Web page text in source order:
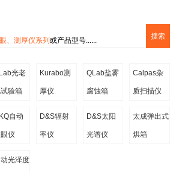
、测厚仪系列 或产品型号......
光老
验箱
Kurabo测
厚仪
QLab盐雾
腐蚀箱
Calpas杂
质扫描仪
自动
仪
D&S辐射
率仪
D&S太阳
光谱仪
太成弹出式
烘箱
光泽度